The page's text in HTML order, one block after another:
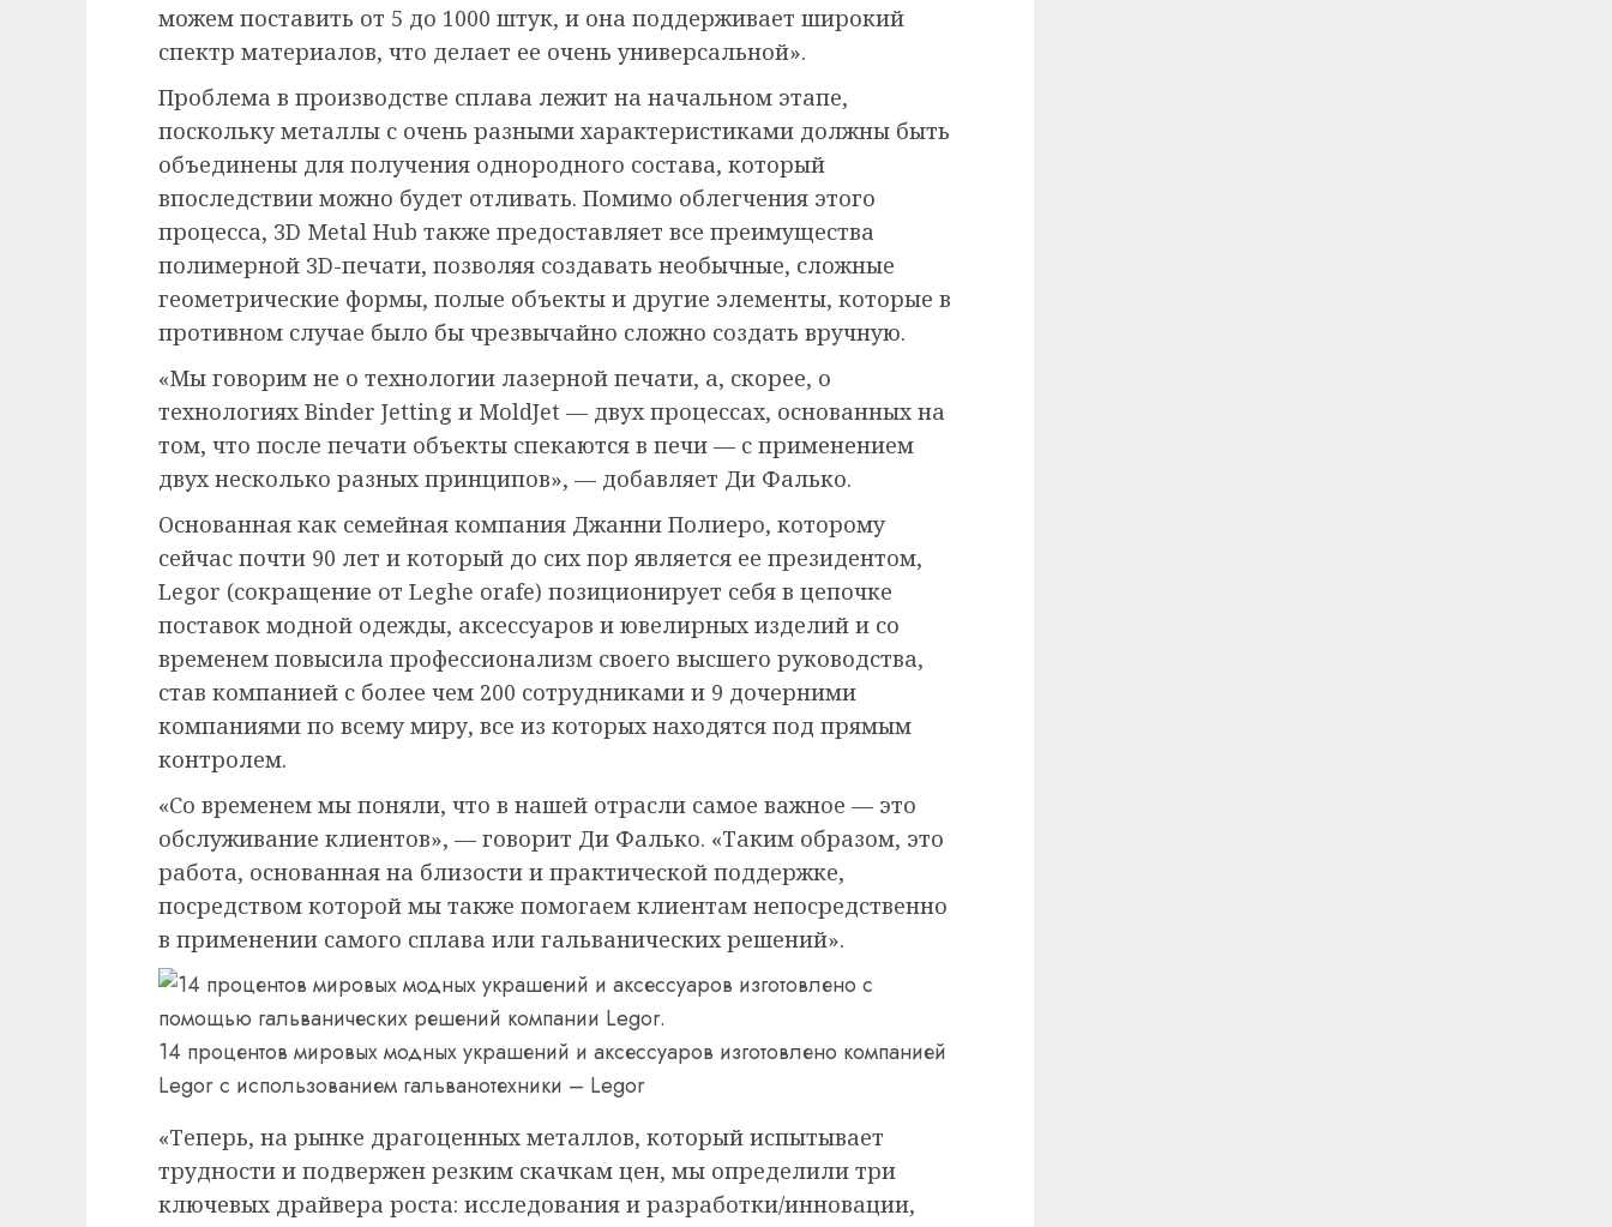
можем поставить от 5 до 1000 штук, и она поддерживает широкий
спектр материалов, что делает ее очень универсальной».
Проблема в производстве сплава лежит на начальном этапе,
поскольку металлы с очень разными характеристиками должны быть
объединены для получения однородного состава, который
впоследствии можно будет отливать. Помимо облегчения этого
процесса, 3D Metal Hub также предоставляет все преимущества
полимерной 3D-печати, позволяя создавать необычные, сложные
геометрические формы, полые объекты и другие элементы, которые в
противном случае было бы чрезвычайно сложно создать вручную.
«Мы говорим не о технологии лазерной печати, а, скорее, о
технологиях Binder Jetting и MoldJet — двух процессах, основанных на
том, что после печати объекты спекаются в печи — с применением
двух несколько разных принципов», — добавляет Ди Фалько.
Основанная как семейная компания Джанни Полиеро, которому
сейчас почти 90 лет и который до сих пор является ее президентом,
Legor (сокращение от Leghe orafe) позиционирует себя в цепочке
поставок модной одежды, аксессуаров и ювелирных изделий и со
временем повысила профессионализм своего высшего руководства,
став компанией с более чем 200 сотрудниками и 9 дочерними
компаниями по всему миру, все из которых находятся под прямым
контролем.
«Со временем мы поняли, что в нашей отрасли самое важное — это
обслуживание клиентов», — говорит Ди Фалько. «Таким образом, это
работа, основанная на близости и практической поддержке,
посредством которой мы также помогаем клиентам непосредственно
в применении самого сплава или гальванических решений».
14 процентов мировых модных украшений и аксессуаров изготовлено компанией
Legor с использованием гальванотехники – Legor
«Теперь, на рынке драгоценных металлов, который испытывает
трудности и подвержен резким скачкам цен, мы определили три
ключевых драйвера роста: исследования и разработки/инновации,